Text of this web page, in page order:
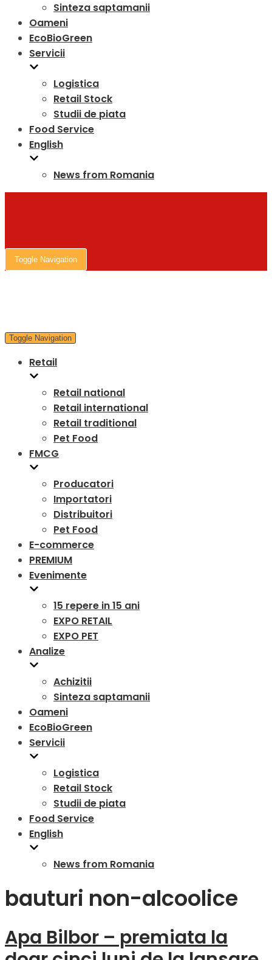
Sinteza saptamanii
Oameni
EcoBioGreen
Servicii
Logistica
Retail Stock
Studii de piata
Food Service
English
News from Romania
Toggle Navigation
Toggle Navigation
Retail
Retail national
Retail international
Retail traditional
Pet Food
FMCG
Producatori
Importatori
Distribuitori
Pet Food
E-commerce
PREMIUM
Evenimente
15 repere in 15 ani
EXPO RETAIL
EXPO PET
Analize
Achizitii
Sinteza saptamanii
Oameni
EcoBioGreen
Servicii
Logistica
Retail Stock
Studii de piata
Food Service
English
News from Romania
bauturi non-alcoolice
Apa Bilbor – premiata la